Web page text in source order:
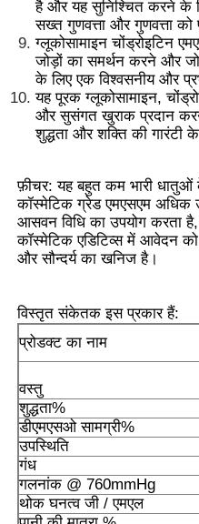
उत्पाद
वीडियो
हमारे बारे में
कारखाना भ्रमण
गुणवत्ता नियंत्रण
एक उद्धरण का अनुरोध करें
एमएसएम
एमएसएम डाइमिथाइल सल्फोन
है और यह सुनिश्चित करने के
सख्त गुणवत्ता और गुणवत्ता को
ग्लूकोसामाइन चोंड्रोइटिन
जोड़ों का समर्थन करने और
के लिए एक विश्वसनीय और
यह पूरक ग्लूकोसामाइन,
और सुसंगत खुराक प्रदान
शुद्धता और शक्ति की गारंटी के
फ़ीचर: यह बहुत कम भारी
कॉस्मेटिक ग्रेड एमएसएम अधिक
आसवन विधि का उपयोग करता है,
कॉस्मेटिक एडिटिव्स में आवेदन
और सौन्दर्य का खनिज है।
विस्तृत संकेतक इस प्रकार हैं:
प्रोडक्ट का नाम
वस्तु
शुद्धता%
डीएमएसओ सामग्री%
उपस्थिति
गंध
गलनांक @ 760mmHg
थोक घनत्व जी / एमएल